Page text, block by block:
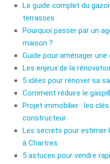
Le guide complet du
terrasses
Pourquoi passer par un
maison ?
Guide pour aménager
Les enjeux de la
5 idées pour rénover sa
Comment réduire le
Projet immobilier : les
constructeur
Les secrets pour estimer
à Chartres
5 astuces pour vendre